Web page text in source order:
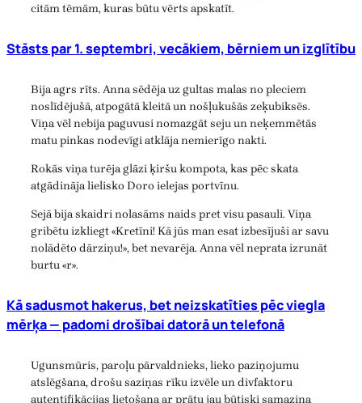
citām tēmām, kuras būtu vērts apskatīt.
Stāsts par 1. septembri, vecākiem, bērniem un izglītību
Bija agrs rīts. Anna sēdēja uz gultas malas no pleciem
noslīdējušā, atpogātā kleitā un nošļukušās zeķubiksēs.
Viņa vēl nebija paguvusi nomazgāt seju un neķemmētās
matu pinkas nodevīgi atklāja nemierīgo nakti.
Rokās viņa turēja glāzi ķiršu kompota, kas pēc skata
atgādināja lielisko Doro ielejas portvīnu.
Sejā bija skaidri nolasāms naids pret visu pasauli. Viņa
gribētu izkliegt «Kretīni! Kā jūs man esat izbesījuši ar savu
nolādēto dārziņu!», bet nevarēja. Anna vēl neprata izrunāt
burtu «r».
Kā sadusmot hakerus, bet neizskatīties pēc viegla
mērķa — padomi drošībai datorā un telefonā
Ugunsmūris, paroļu pārvaldnieks, lieko paziņojumu
atslēgšana, drošu saziņas rīku izvēle un divfaktoru
autentifikācijas lietošana ar prātu jau būtiski samazina